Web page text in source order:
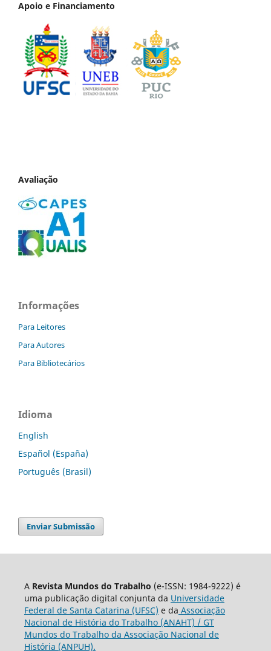
Apoio e Financiamento
Avaliação
Informações
Para Leitores
Para Autores
Para Bibliotecários
Idioma
English
Español (España)
Português (Brasil)
Enviar Submissão
A Revista Mundos do Trabalho (e-ISSN: 1984-9222) é
uma publicação digital conjunta da Universidade
Federal de Santa Catarina (UFSC) e da Associação
Nacional de História do Trabalho (ANAHT) / GT
Mundos do Trabalho da Associação Nacional de
História (ANPUH).